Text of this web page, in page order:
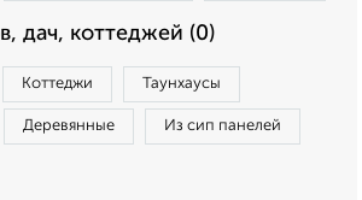
дач, коттеджей (0)
Коттеджи Таунхаусы
Деревянные Из сип панелей